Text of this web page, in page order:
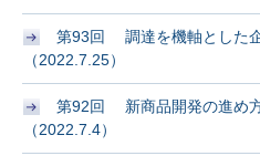
第93回 調達を機軸とした企
（2022.7.25）
第92回 新商品開発の進め方
（2022.7.4）